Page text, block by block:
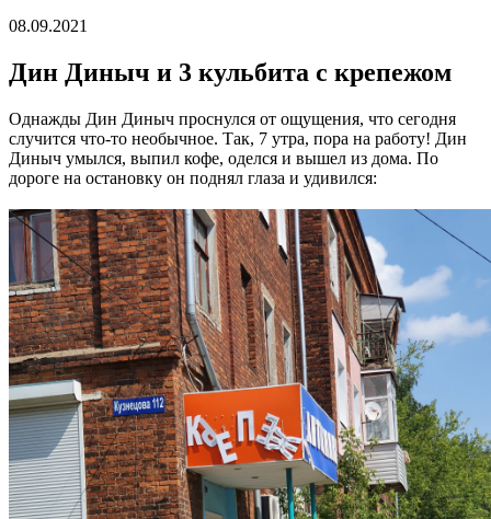
08.09.2021
Дин Диныч ​​​​​​​и 3 кульбита с крепежом
Однажды Дин Диныч проснулся от ощущения, что сегодня
случится что-то необычное. Так, 7 утра, пора на работу! Дин
Диныч умылся, выпил кофе, оделся и вышел из дома. По
дороге на остановку он поднял глаза и удивился: